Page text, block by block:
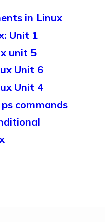
in Linux
Unit 1
unit 5
Unit 6
Unit 4
commands